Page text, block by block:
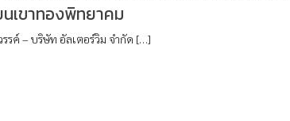
นเขาทองพิทยาคม
รค์ – บริษัท อัลเตอร์วิม จำกัด […]